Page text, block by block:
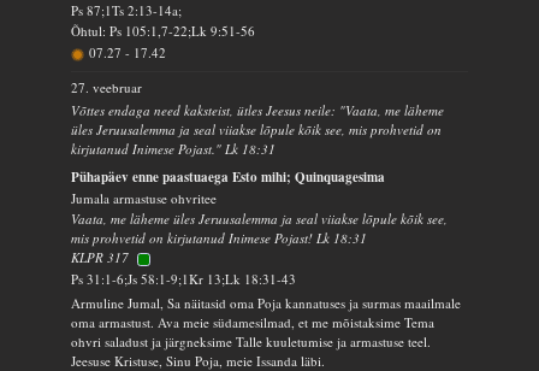
Ps 87;1Ts 2:13-14a;
Õhtul: Ps 105:1,7-22;Lk 9:51-56
07.27 - 17.42
27. veebruar
Võttes endaga need kaksteist, ütles Jeesus neile: "Vaata, me läheme
üles Jeruusalemma ja seal viiakse lõpule kõik see, mis prohvetid on
kirjutanud Inimese Pojast." Lk 18:31
Pühapäev enne paastuaega Esto mihi; Quinquagesima
Jumala armastuse ohvritee
Vaata, me läheme üles Jeruusalemma ja seal viiakse lõpule kõik see,
mis prohvetid on kirjutanud Inimese Pojast! Lk 18:31
KLPR 317
Ps 31:1-6;Js 58:1-9;1Kr 13;Lk 18:31-43
Armuline Jumal, Sa näitasid oma Poja kannatuses ja surmas maailmale
oma armastust. Ava meie südamesilmad, et me mõistaksime Tema
ohvri saladust ja järgneksime Talle kuuletumise ja armastuse teel.
Jeesuse Kristuse, Sinu Poja, meie Issanda läbi.